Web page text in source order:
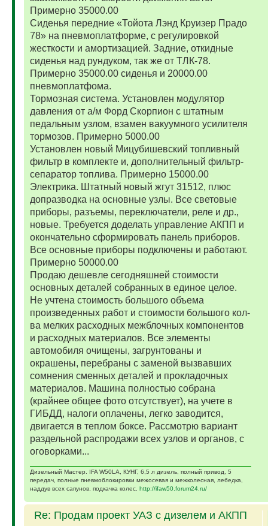
Примерно 35000.00
Сиденья передние «Тойота Лэнд Круизер Прадо
78» на пневмоплатформе, с регулировкой
жесткости и амортизацией. Задние, откидные
сиденья над рундуком, так же от ТЛК-78.
Примерно 35000.00 сиденья и 20000.00
пневмоплатфома.
Тормозная система. Установлен модулятор
давления от а/м Форд Скорпион с штатным
педальным узлом, взамен вакуумного усилителя
тормозов. Примерно 5000.00
Установлен новый Мицубишевский топливный
фильтр в комплекте и, дополнительный фильтр-
сепаратор топлива. Примерно 15000.00
Электрика. Штатный новый жгут 31512, плюс
допразводка на основные узлы. Все световые
приборы, разъемы, переключатели, реле и др.,
новые. Требуется доделать управление АКПП и
окончательно сформировать панель приборов.
Все основные приборы подключены и работают.
Примерно 50000.00
Продаю дешевле сегодняшней стоимости
основных деталей собранных в единое целое.
Не учтена стоимость большого объема
произведенных работ и стоимости большого кол-
ва мелких расходных межблочных компонентов
и расходных материалов. Все элементы
автомобиля очищены, загрунтованы и
окрашены, перебраны с заменой вызвавших
сомнения сменных деталей и прокладочных
материалов. Машина полностью собрана
(крайнее общее фото отсутствует), на учете в
ГИБДД, налоги оплачены, легко заводится,
двигается в теплом боксе. Рассмотрю вариант
раздельной распродажи всех узлов и органов, с
оговорками...
Дизельный Мастер. IFA W50LA, КУНГ, 6,5 л дизель, полный привод, 5
передач, полные пневмоблокировки межосевая и межколесная, лебедка,
наддув всех сапунов, подкачка колес. http://ifaw50.forum24.ru/
Re: Продам проект УАЗ с дизелем и АКПП